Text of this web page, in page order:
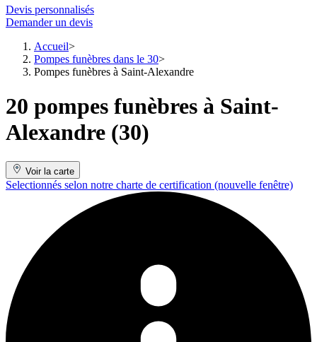
Devis personnalisés
Demander un devis
Accueil
Pompes funèbres dans le 30
Pompes funèbres à Saint-Alexandre
20 pompes funèbres à Saint-
Alexandre (30)
Voir la carte
Selectionnés selon notre charte de certification (nouvelle fenêtre)